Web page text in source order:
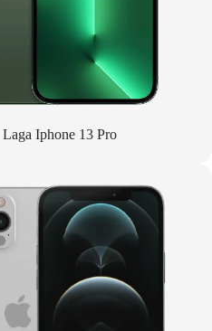
Laga Iphone 13 Pro